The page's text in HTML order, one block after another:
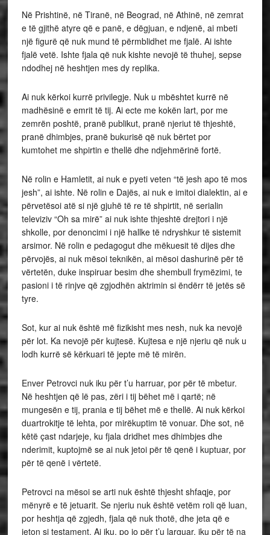
Në Prishtinë, në Tiranë, në Beograd, në Athinë, në zemrat
e të gjithë atyre që e panë, e dëgjuan, e ndjenë, ai mbeti
një figurë që nuk mund të përmblidhet me fjalë. Ai ishte
fjalë vetë. Ishte fjala që nuk kishte nevojë të thuhej, sepse
ndodhej në heshtjen mes dy replika.
Ai nuk kërkoi kurrë privilegje. Nuk u mbështet kurrë në
madhësinë e emrit të tij. Ai ecte me kokën lart, por me
zemrën poshtë, pranë publikut, pranë njeriut të thjeshtë,
pranë dhimbjes, pranë bukurisë që nuk bërtet por
kumtohet me shpirtin e thellë dhe ndjehmërinë fortë.
Në rolin e Hamletit, ai nuk e pyeti veten “të jesh apo të mos
jesh”, ai ishte. Në rolin e Dajës, ai nuk e imitoi dialektin, ai e
përvetësoi atë si një gjuhë të re të shpirtit, në serialin
televiziv “Oh sa mirë” ai nuk ishte thjeshtë drejtori i një
shkolle, por denoncimi i një hallke të ndryshkur të sistemit
arsimor. Në rolin e pedagogut dhe mëkuesit të dijes dhe
përvojës, ai nuk mësoi teknikën, ai mësoi dashurinë për të
vërtetën, duke inspiruar besim dhe shembull frymëzimi, te
pasioni i të rinjve që zgjodhën aktrimin si ëndërr të jetës së
tyre.
Sot, kur ai nuk është më fizikisht mes nesh, nuk ka nevojë
për lot. Ka nevojë për kujtesë. Kujtesa e një njeriu që nuk u
lodh kurrë së kërkuari të jepte më të mirën.
Enver Petrovci nuk iku për t’u harruar, por për të mbetur.
Në heshtjen që lë pas, zëri i tij bëhet më i qartë; në
mungesën e tij, prania e tij bëhet më e thellë. Ai nuk kërkoi
duartrokitje të lehta, por mirëkuptim të vonuar. Dhe sot, në
këtë çast ndarjeje, ku fjala dridhet mes dhimbjes dhe
nderimit, kuptojmë se ai nuk jetoi për të qenë i kuptuar, por
për të qenë i vërtetë.
Petrovci na mësoi se arti nuk është thjesht shfaqje, por
mënyrë e të jetuarit. Se njeriu nuk është vetëm roli që luan,
por heshtja që zgjedh, fjala që nuk thotë, dhe jeta që e
jeton si testament. Ai iku, po jo për t’u larguar, iku për të na